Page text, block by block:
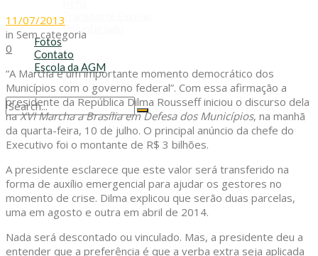
Transporte Escolar
Voluntariado
Fotos
Contato
Escola da AGM
Cursos da AGM
No Result
View All Result
11/07/2013
in Sem categoria
0
“A Marcha é um importante momento democrático dos
Municípios com o governo federal”. Com essa afirmação a
presidente da República Dilma Rousseff iniciou o discurso dela
naXVI Marcha a Brasília em Defesa dos Municípios, na manhã
da quarta-feira, 10 de julho. O principal anúncio da chefe do
Executivo foi o montante de R$ 3 bilhões.
A presidente esclarece que este valor será transferido na
forma de auxílio emergencial para ajudar os gestores no
momento de crise. Dilma explicou que serão duas parcelas,
uma em agosto e outra em abril de 2014.
Nada será descontado ou vinculado. Mas, a presidente deu a
entender que a preferência é que a verba extra seja aplicada